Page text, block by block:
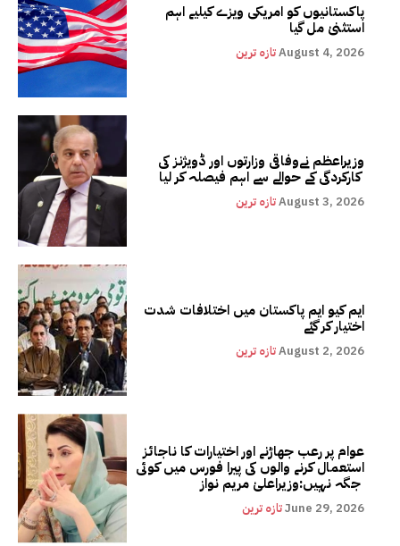
پاکستانیوں کو امریکی ویزے کیلیے اہم
استثنیٰ مل گیا
تازہ ترینAugust 4, 2026
وزیراعظم نےوفاقی وزارتوں اور ڈویژنز کی
کارکردگی کے حوالے سے اہم فیصلہ کر لیا
تازہ ترینAugust 3, 2026
ایم کیو ایم پاکستان میں اختلافات شدت
اختیار کر گئے
تازہ ترینAugust 2, 2026
عوام پر رعب جھاڑنے اور اختیارات کا ناجائز
استعمال کرنے والوں کی پیرا فورس میں کوئی
تازہ ترینJune 29, 2026